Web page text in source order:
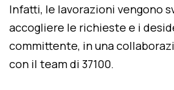
Infatti, le lavorazioni vengono
accogliere le richieste e i
committente, in una
con il team di 37100.